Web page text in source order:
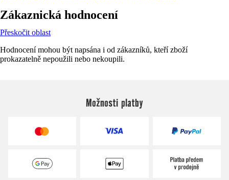
Zákaznická hodnocení
Přeskočit oblast
Hodnocení mohou být napsána i od zákazníků, kteří zboží
prokazatelně nepoužili nebo nekoupili.
Možnosti platby